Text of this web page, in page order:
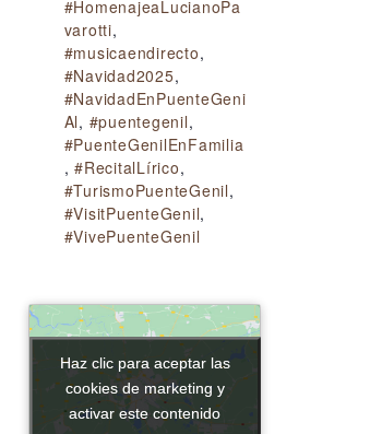
#HomenajeaLucianoPa
varotti,
#musicaendirecto,
#Navidad2025,
#NavidadEnPuenteGeni
Al, #puentegenil,
#PuenteGenilEnFamilia
, #RecitalLírico,
#TurismoPuenteGenil,
#VisitPuenteGenil,
#VivePuenteGenil
Haz clic para aceptar las
cookies de marketing y
activar este contenido
Haz clic para aceptar las
cookies de marketing y
activar este contenido